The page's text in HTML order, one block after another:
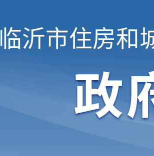
临沂市住房和